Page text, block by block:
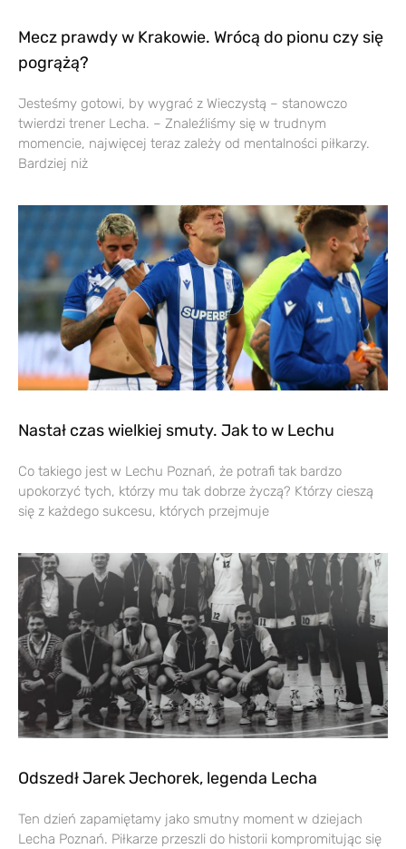
Mecz prawdy w Krakowie. Wrócą do pionu czy się
pogrążą?
Jesteśmy gotowi, by wygrać z Wieczystą – stanowczo
twierdzi trener Lecha. – Znaleźliśmy się w trudnym
momencie, najwięcej teraz zależy od mentalności piłkarzy.
Bardziej niż
Nastał czas wielkiej smuty. Jak to w Lechu
Co takiego jest w Lechu Poznań, że potrafi tak bardzo
upokorzyć tych, którzy mu tak dobrze życzą? Którzy cieszą
się z każdego sukcesu, których przejmuje
Odszedł Jarek Jechorek, legenda Lecha
Ten dzień zapamiętamy jako smutny moment w dziejach
Lecha Poznań. Piłkarze przeszli do historii kompromitując się